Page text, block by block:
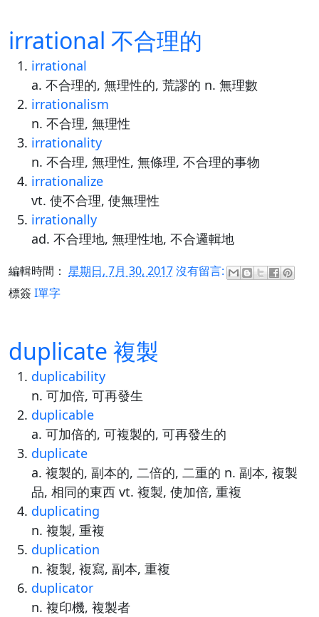
irrational 不合理的
irrational
a. 不合理的, 無理性的, 荒謬的 n. 無理數
irrationalism
n. 不合理, 無理性
irrationality
n. 不合理, 無理性, 無條理, 不合理的事物
irrationalize
vt. 使不合理, 使無理性
irrationally
ad. 不合理地, 無理性地, 不合邏輯地
編輯時間： 星期日, 7月 30, 2017沒有留言:
標簽 I單字
duplicate 複製
duplicability
n. 可加倍, 可再發生
duplicable
a. 可加倍的, 可複製的, 可再發生的
duplicate
a. 複製的, 副本的, 二倍的, 二重的 n. 副本, 複製
品, 相同的東西 vt. 複製, 使加倍, 重複
duplicating
n. 複製, 重複
duplication
n. 複製, 複寫, 副本, 重複
duplicator
n. 複印機, 複製者